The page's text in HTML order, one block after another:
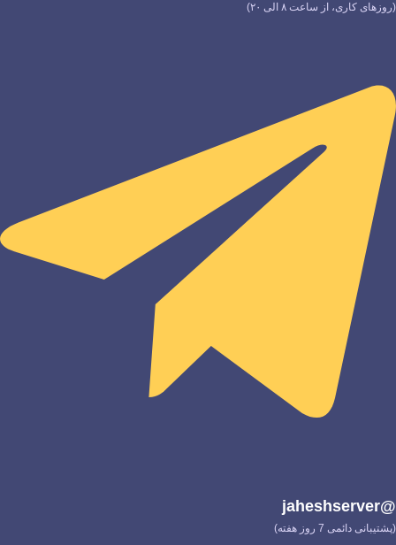
(روزهای کاری، از ساعت ۸ الی ۲۰)
@jaheshserver
(پشتیبانی دائمی 7 روز هفته)